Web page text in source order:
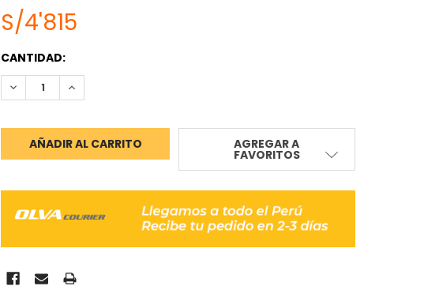
S/4'815
STOCK
ACTUAL:
CANTIDAD:
REDUCIR CANTIDAD:INCREMENTAR CANTIDAD:
AGREGAR A
FAVORITOS